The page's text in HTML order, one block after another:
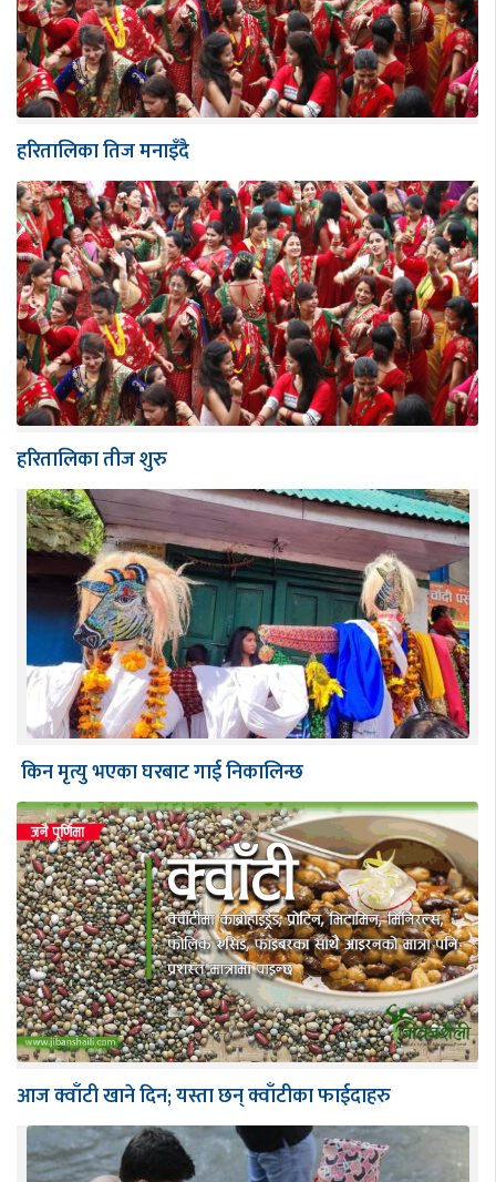
हरितालिका तिज मनाइँदै
हरितालिका तीज शुरु
किन मृत्यु भएका घरबाट गाई निकालिन्छ
आज क्वाँटी खाने दिन; यस्ता छन् क्वाँटीका फाईदाहरु